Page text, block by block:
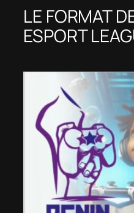
LE FORMAT
ESPORT